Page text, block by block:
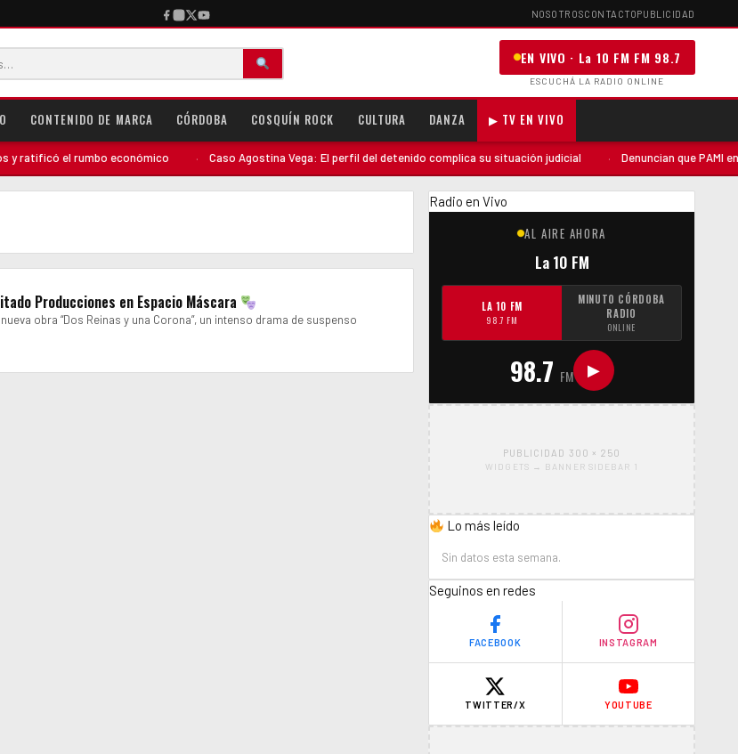
NOSOTROSCONTACTOPUBLICIDAD
EN VIVO · La 10 FM FM 98.7
ESCUCHÁ LA RADIO ONLINE
CONTENIDO DE MARCA CÓRDOBA COSQUÍN ROCK CULTURA DANZA ▶ TV EN VIVO
ratificó el rumbo económico Caso Agostina Vega: El perfil del detenido complica su situación judicial Denuncian que PAMI
Producciones en Espacio Máscara
obra “Dos Reinas y una Corona”, un intenso drama de suspenso
Radio en Vivo
AL AIRE AHORA
La 10 FM
LA 10 FM
98.7 FM
MINUTO CÓRDOBA
RADIO
ONLINE
98.7 FM ▶
PUBLICIDAD 300 × 250
WIDGETS → BANNER SIDEBAR 1
Lo más leído
Sin datos esta semana.
Seguinos en redes
FACEBOOK INSTAGRAM
TWITTER/X YOUTUBE